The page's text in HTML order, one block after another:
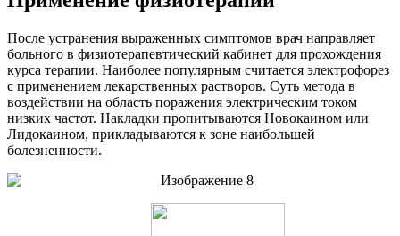
После устранения выраженных симптомов врач направляет
больного в физиотерапевтический кабинет для прохождения
курса терапии. Наиболее популярным считается электрофорез
с применением лекарственных растворов. Суть метода в
воздействии на область поражения электрическим током
низких частот. Накладки пропитываются Новокаином или
Лидокаином, прикладываются к зоне наибольшей
болезненности.